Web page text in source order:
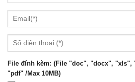
File đính kèm: (File "doc", "docx",
"pdf" /Max 10MB)